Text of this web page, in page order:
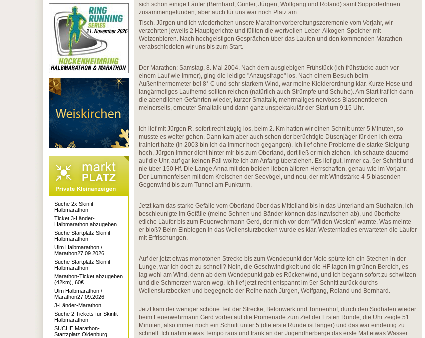
sich schon einige Läufer (Bernhard, Günter, Jürgen, Wolfgang und Roland) samt SupporterInnen
zusammengefunden, aber auch für uns war noch Platz am
Tisch. Jürgen und ich wiederholten unsere Marathonvorbereitungszeremonie vom Vorjahr, wir
verzehrten jeweils 2 Hauptgerichte und füllten die wertvollen Leber-Alkogen-Speicher mit
Weizenbieren. Nach hochgeistigen Gesprächen über das Laufen und den kommenden Marathon
verabschiedeten wir uns bis zum Start.
Der Marathon: Samstag, 8. Mai 2004. Nach dem ausgiebigen Frühstück (ich frühstücke auch vor
einem Lauf wie immer), ging die leidige "Anzugsfrage" los. Nach einem Besuch beim
Außenthermometer bei 8° C und sehr starkem Wind, war meine Kleiderordnung klar. Kurze Hose und
langärmeliges Laufhemd sollten reichen (natürlich auch Strümpfe und Schuhe). Am Start traf ich dann
die abendlichen Gefährten wieder, kurzer Smaltalk, mehrmaliges nervöses Blasenentleeren
meinerseits, erneuter Smaltalk und dann ganz unspektakulär der Start um 9:15 Uhr.
Ich lief mit Jürgen R. sofort recht zügig los, beim 2. Km hatten wir einen Schnitt unter 5 Minuten, so
musste es weiter gehen. Dann kam aber auch schon der berüchtigte Düsenjäger für den ich extra
trainiert hatte (in 2003 bin ich da immer hoch gegangen). Ich lief ohne Probleme die starke Steigung
hoch, Jürgen immer dicht hinter mir bis zum Oberland, dort ließ er mich ziehen. Ich schaute dauernd
auf die Uhr, auf gar keinen Fall wollte ich am Anfang überziehen. Es lief gut, immer ca. 5er Schnitt und
nie über 150 Hf. Die Lange Anna mit den beiden lieben älteren Herrschaften, genau wie im Vorjahr.
Der Lummenfelsen mit dem Kreischen der Seevögel, und neu, der mit Windstärke 4-5 blasenden
Gegenwind bis zum Tunnel am Funkturm.
Jetzt kam das starke Gefälle vom Oberland über das Mittelland bis in das Unterland am Südhafen, ich
beschleunigte im Gefälle (meine Sehnen und Bänder können das inzwischen ab), und überholte
etliche Läufer bis zum Feuerwehrmann Gerd, der mich vor dem "Wilden Westen" warnte. Was meinte
er bloß? Beim Einbiegen in das Wellensturzbecken wurde es klar, Westernladies erwarteten die Läufer
mit Erfrischungen.
Auf der jetzt etwas monotonen Strecke bis zum Wendepunkt der Mole spürte ich ein Stechen in der
Lunge, war ich doch zu schnell? Nein, die Geschwindigkeit und die HF lagen im grünen Bereich, es
lag wohl am Wind, denn ab dem Wendepunkt gab es Rückenwind, und ich begann sofort zu schwitzen
und die Schmerzen waren weg. Ich lief jetzt recht entspannt im 5er Schnitt zurück durchs
Wellensturzbecken und begegnete der Reihe nach Jürgen, Wolfgang, Roland und Bernhard.
Jetzt kam der weniger schöne Teil der Strecke, Betonwerk und Tonnenhof, durch den Südhafen wieder
beim Feuerwehrmann Gerd vorbei auf die Promenade zum Ziel der Ersten Runde, die Uhr zeigte 51
Minuten, also immer noch ein Schnitt unter 5 (die erste Runde ist länger) und das war eindeutig zu
schnell. Ich nahm etwas Tempo raus und trank an der Jugendherberge das erste Mal etwas Wasser.
Suche 2x Skinfit-
Halbmarathon
Ticket 3-Länder-
Halbmarathon abzugeben
Suche Startplatz Skinfit
Halbmarathon
Ulm Halbmarathon /
Marathon27.09.2026
Suche Startplatz Skinfit
Halbmarathon
Marathon-Ticket abzugeben
(42km), 60€
Ulm Halbmarathon /
Marathon27.09.2026
3-Länder-Marathon
Suche 2 Tickets für Skinfit
Halbmarathon
SUCHE Marathon-
Startzplatz Oldenburg